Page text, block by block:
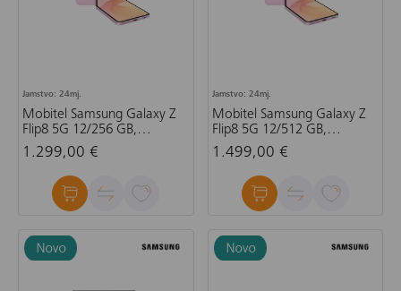
Jamstvo: 24mj.
Mobitel Samsung Galaxy Z
Flip8 5G 12/256 GB,
ružičasta
1.299,00 €
Jamstvo: 24mj.
Mobitel Samsung Galaxy Z
Flip8 5G 12/512 GB,
ružičasta
1.499,00 €